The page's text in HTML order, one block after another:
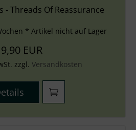
- Threads Of Reassurance
* Artikel nicht auf Lager
9,90 EUR
zzgl. Versandkosten